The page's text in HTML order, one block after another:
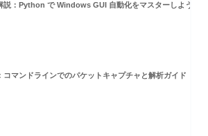
：Python で Windows GUI 自動化をマスターしよう！
コマンドラインでのパケットキャプチャと解析ガイド